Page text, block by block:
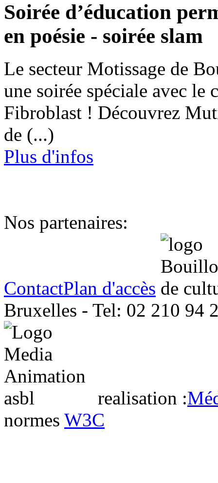
Soirée d’éducation
en poésie - soirée slam
Le secteur Motissage de
une soirée spéciale avec
Fibroblast ! Découvrez
de (...)
Plus d'infos
Nos partenaires:
ContactPlan d'accès
Bruxelles - Tel: 02 210 94
realisation :
normes W3C